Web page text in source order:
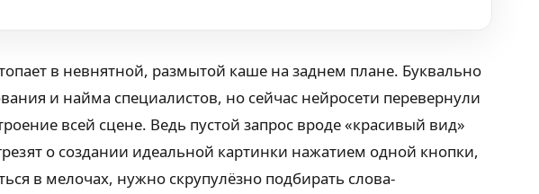
в невнятной, размытой каше на заднем плане. Буквально
и найма специалистов, но сейчас нейросети перевернули
всей сцене. Ведь пустой запрос вроде «красивый вид»
о создании идеальной картинки нажатием одной кнопки,
в мелочах, нужно скрупулёзно подбирать слова-